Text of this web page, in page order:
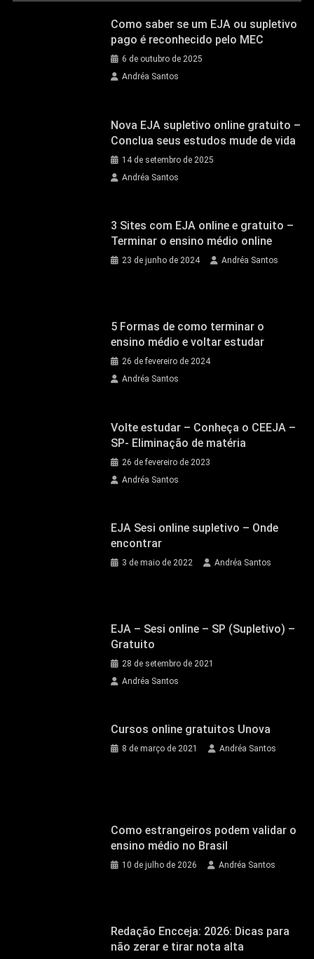
Como saber se um EJA ou supletivo
pago é reconhecido pelo MEC
6 de outubro de 2025
Andréa Santos
Nova EJA supletivo online gratuito –
Conclua seus estudos mude de vida
14 de setembro de 2025
Andréa Santos
3 Sites com EJA online e gratuito –
Terminar o ensino médio online
23 de junho de 2024 Andréa Santos
5 Formas de como terminar o
ensino médio e voltar estudar
26 de fevereiro de 2024
Andréa Santos
Volte estudar – Conheça o CEEJA –
SP- Eliminação de matéria
26 de fevereiro de 2023
Andréa Santos
EJA Sesi online supletivo – Onde
encontrar
3 de maio de 2022 Andréa Santos
EJA – Sesi online – SP (Supletivo) –
Gratuito
28 de setembro de 2021
Andréa Santos
Cursos online gratuitos Unova
8 de março de 2021 Andréa Santos
Como estrangeiros podem validar o
ensino médio no Brasil
10 de julho de 2026 Andréa Santos
Redação Encceja: 2026: Dicas para
não zerar e tirar nota alta